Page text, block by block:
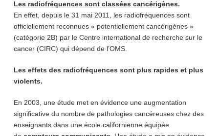
Les radiofréquences sont classées cancérigènes.
En effet, depuis le 31 mai 2011, les radiofréquences sont
officiellement reconnues « potentiellement cancérigènes »
(catégorie 2B) par le Centre international de recherche sur le
cancer (CIRC) qui dépend de l’OMS.
Les effets des radiofréquences sont plus rapides et plus
violents.
En 2003, une étude met en évidence une augmentation
significative du nombre de pathologies cancéreuses chez des
enseignants dans une école californienne équipée